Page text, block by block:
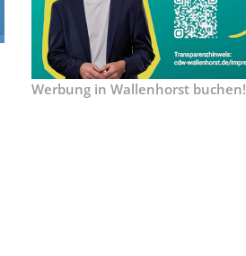
Werbung in Wallenhorst buchen!